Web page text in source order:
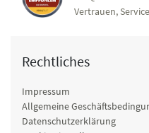
Vertrauen,
Rechtliches
Impressum
Allgemeine
Datenschutzerklärung